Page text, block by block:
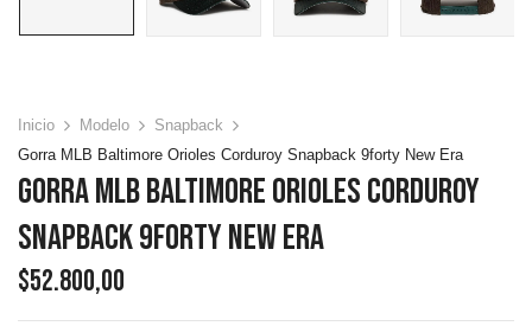
Inicio Modelo
Snapback
Gorra MLB Baltimore Orioles Corduroy Snapback 9forty New Era
Gorra MLB Baltimore Orioles Corduroy
Snapback 9forty New Era
$52.800,00